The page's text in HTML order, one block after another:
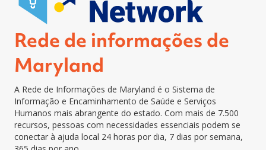
Rede de informações de
Maryland
A Rede de Informações de Maryland é o Sistema de
Informação e Encaminhamento de Saúde e Serviços
Humanos mais abrangente do estado. Com mais de 7.500
recursos, pessoas com necessidades essenciais podem se
conectar à ajuda local 24 horas por dia, 7 dias por semana,